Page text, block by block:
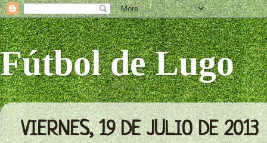
Fútbol de Lugo
VIERNES, 19 DE JULIO DE 2013